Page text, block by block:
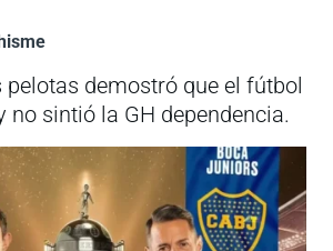
pelotas demostró que el fútbol
no sintió la GH dependencia.